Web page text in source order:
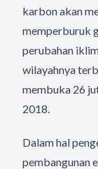
karbon akan
memperburuk
perubahan
wilayahnya
membuka 26
2018.
Dalam hal
pembangunan